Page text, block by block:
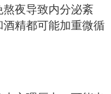
夜导致内分泌紊
精都可能加重微循